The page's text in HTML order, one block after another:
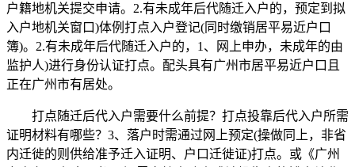
户籍地机关提交申请。2.有未成年后代随迁入户的，预定到拟
入户地机关窗口)体例打点入户登记(同时缴销居平易近户口
簿)。2.有未成年后代随迁入户的，1、网上申办，未成年的由
监护人)进行身份认证打点。配头具有广州市居平易近户口且
正在广州市有居处。
打点随迁后代入户需要什么前提？打点投靠后代入户所需
证明材料有哪些？3、落户时需通过网上预定(操做同上，非省
内迁徙的则供给准予迁入证明、户口迁徙证)打点。或《广州